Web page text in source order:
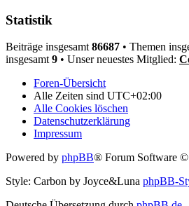
Statistik
Beiträge insgesamt86687 • Themen
insgesamt9 • Unser neuestes Mitglied:
Foren-Übersicht
Alle Zeiten sind UTC+02:00
Alle Cookies löschen
Datenschutzerklärung
Impressum
Powered by phpBB® Forum Software
Style: Carbon by Joyce&Luna phpBB-